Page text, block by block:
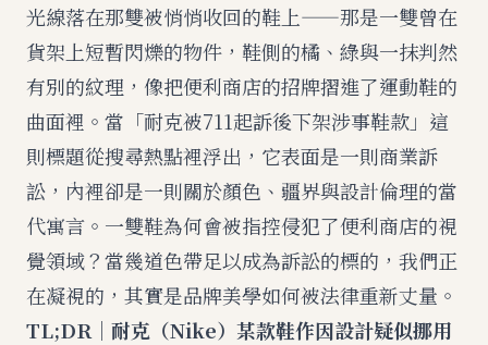
光線落在那雙被悄悄收回的鞋上——那是一雙曾在
貨架上短暫閃爍的物件，鞋側的橘、綠與一抹判然
有別的紋理，像把便利商店的招牌摺進了運動鞋的
曲面裡。當「耐克被711起訴後下架涉事鞋款」這
則標題從搜尋熱點裡浮出，它表面是一則商業訴
訟，內裡卻是一則關於顏色、疆界與設計倫理的當
代寓言。一雙鞋為何會被指控侵犯了便利商店的視
覺領域？當幾道色帶足以成為訴訟的標的，我們正
在凝視的，其實是品牌美學如何被法律重新丈量。
TL;DR｜耐克（Nike）某款鞋作因設計疑似挪用